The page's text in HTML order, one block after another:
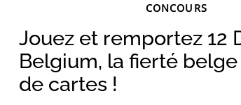
CONCOURS
Jouez et remportez 12
Belgium, la fierté
de cartes !